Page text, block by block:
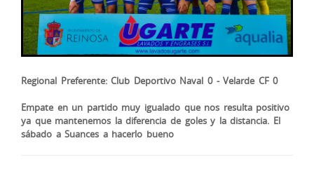
Regional Preferente: Club Deportivo Naval 0 - Velarde CF 0
Empate en un partido muy igualado que nos resulta positivo
ya que mantenemos la diferencia de goles y la distancia. El
sábado a Suances a hacerlo bueno